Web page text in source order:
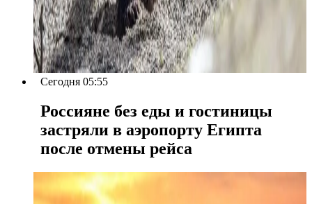
Сегодня 05:55
Россияне без еды и гостиницы
застряли в аэропорту Египта
после отмены рейса